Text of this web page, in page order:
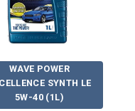
WAVE POWER
SYNTH LE
5W-40 (1L)